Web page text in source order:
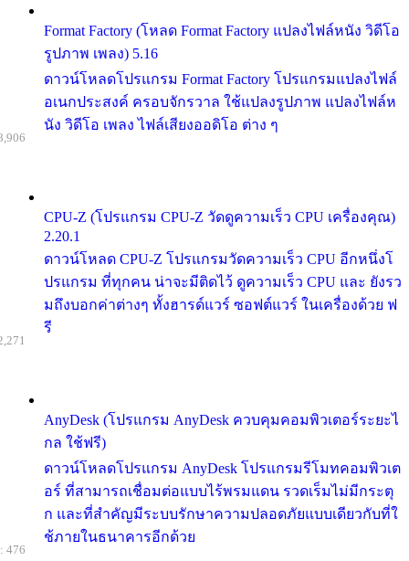
Format Factory (โหลด Format Factory แปลงไฟล์หนัง วิดีโอ
รูปภาพ เพลง) 5.16
ดาวน์โหลดโปรแกรม Format Factory โปรแกรมแปลงไฟล์
อเนกประสงค์ ครอบจักรวาล ใช้แปลงรูปภาพ แปลงไฟล์ห
นัง วิดีโอ เพลง ไฟล์เสียงออดิโอ ต่าง ๆ
CPU-Z (โปรแกรม CPU-Z วัดดูความเร็ว CPU เครื่องคุณ)
2.20.1
ดาวน์โหลด CPU-Z โปรแกรมวัดความเร็ว CPU อีกหนึ่งโ
ปรแกรม ที่ทุกคน น่าจะมีติดไว้ ดูความเร็ว CPU และ ยังรว
มถึงบอกค่าต่างๆ ทั้งฮารด์แวร์ ซอฟต์แวร์ ในเครื่องด้วย ฟ
รี
AnyDesk (โปรแกรม AnyDesk ควบคุมคอมพิวเตอร์ระยะไ
กล ใช้ฟรี)
ดาวน์โหลดโปรแกรม AnyDesk โปรแกรมรีโมทคอมพิวเต
อร์ ที่สามารถเชื่อมต่อแบบไร้พรมแดน รวดเร็มไม่มีกระตุ
ก และที่สำคัญมีระบบรักษาความปลอดภัยแบบเดียวกับที่ใ
ช้ภายในธนาคารอีกด้วย
476